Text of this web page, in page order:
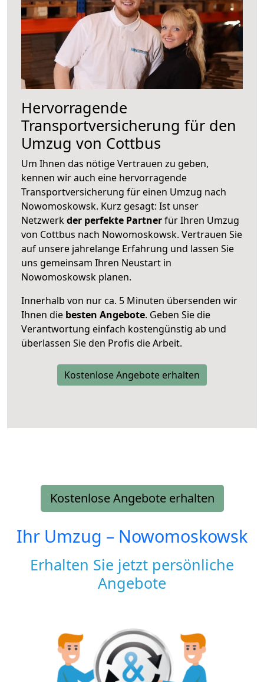
Hervorragende
Transportversicherung für den
Umzug von Cottbus
Um Ihnen das nötige Vertrauen zu geben,
kennen wir auch eine hervorragende
Transportversicherung für einen Umzug nach
Nowomoskowsk. Kurz gesagt: Ist unser
Netzwerkder perfekte Partnerfür Ihren Umzug
von Cottbus nach Nowomoskowsk. Vertrauen Sie
auf unsere jahrelange Erfahrung und lassen Sie
uns gemeinsam Ihren Neustart in
Nowomoskowsk planen.
Innerhalb von nur ca. 5 Minuten übersenden wir
Ihnen die besten Angebote. Geben Sie die
Verantwortung einfach kostengünstig ab und
überlassen Sie den Profis die Arbeit.
Kostenlose Angebote erhalten
Kostenlose Angebote erhalten
Ihr Umzug – Nowomoskowsk
Erhalten Sie jetzt persönliche
Angebote